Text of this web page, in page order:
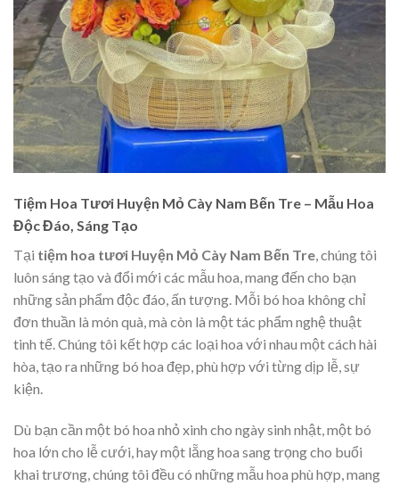
Tiệm Hoa Tươi Huyện Mỏ Cày Nam Bến Tre – Mẫu Hoa
Độc Đáo, Sáng Tạo
Tại tiệm hoa tươi Huyện Mỏ Cày Nam Bến Tre, chúng tôi
luôn sáng tạo và đổi mới các mẫu hoa, mang đến cho bạn
những sản phẩm độc đáo, ấn tượng. Mỗi bó hoa không chỉ
đơn thuần là món quà, mà còn là một tác phẩm nghệ thuật
tinh tế. Chúng tôi kết hợp các loại hoa với nhau một cách hài
hòa, tạo ra những bó hoa đẹp, phù hợp với từng dịp lễ, sự
kiện.
Dù bạn cần một bó hoa nhỏ xinh cho ngày sinh nhật, một bó
hoa lớn cho lễ cưới, hay một lẵng hoa sang trọng cho buổi
khai trương, chúng tôi đều có những mẫu hoa phù hợp, mang